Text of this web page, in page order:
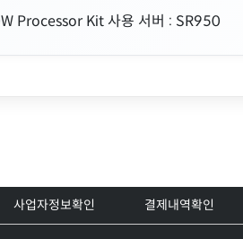
Processor Kit 사용 서버 : SR950
사업자정보확인 결제내역확인